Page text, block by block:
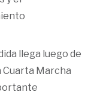
llega luego de
Cuarta Marcha